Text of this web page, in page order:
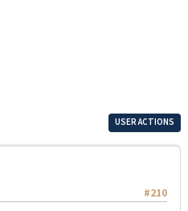
USER ACTIONS
#210